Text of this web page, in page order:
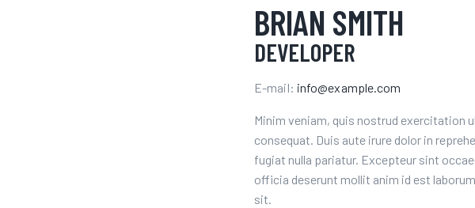
KUDO ACADEMY4DESIGNERS [EM
BRIAN SMITH
DEVELOPER
E-mail: info@example.com
Minim veniam, quis nostrud exercitation
consequat. Duis aute irure dolor in
fugiat nulla pariatur. Excepteur sint
officia deserunt mollit anim id est
sit.